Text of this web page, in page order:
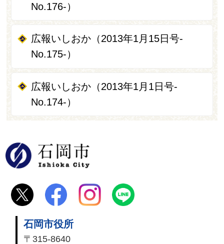
No.176-）
広報いしおか（2013年1月15日号-
No.175-）
広報いしおか（2013年1月1日号-
No.174-）
石岡市役所
〒315-8640